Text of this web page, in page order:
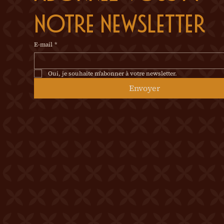
notre newsletter
E-mail *
Oui, je souhaite m'abonner à votre newsletter.
Envoyer